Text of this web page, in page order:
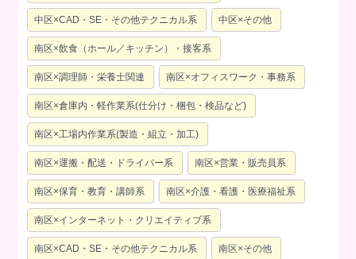
中区×CAD・SE・その他テクニカル系 中区×その他
南区×飲食（ホール／キッチン）・接客系
南区×調理師・栄養士関連 南区×オフィスワーク・事務系
南区×倉庫内・軽作業系(仕分け・梱包・検品など)
南区×工場内作業系(製造・組立・加工)
南区×運搬・配送・ドライバー系 南区×営業・販売員系
南区×保育・教育・講師系 南区×介護・看護・医療福祉系
南区×インターネット・クリエイティブ系
南区×CAD・SE・その他テクニカル系 南区×その他